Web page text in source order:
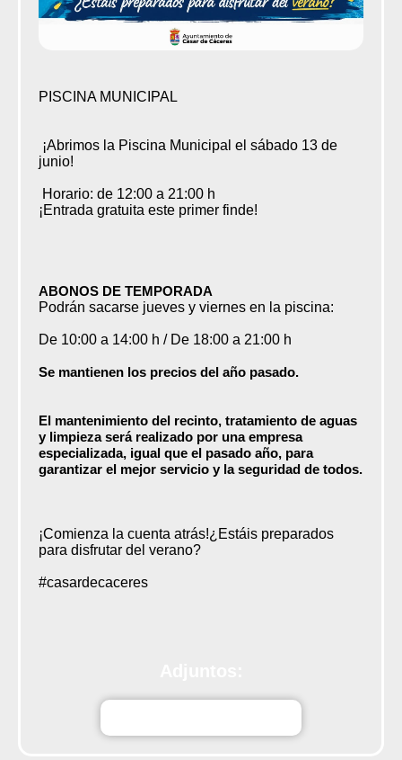
PISCINA MUNICIPAL
¡Abrimos la Piscina Municipal el sábado 13 de
junio!
Horario: de 12:00 a 21:00 h
¡Entrada gratuita este primer finde!
ABONOS DE TEMPORADA
Podrán sacarse jueves y viernes en la piscina:
De 10:00 a 14:00 h / De 18:00 a 21:00 h
Se mantienen los precios del año pasado.
El mantenimiento del recinto, tratamiento de aguas
y limpieza será realizado por una empresa
especializada, igual que el pasado año, para
garantizar el mejor servicio y la seguridad de todos.
¡Comienza la cuenta atrás!¿Estáis preparados
para disfrutar del verano?
#casardecaceres